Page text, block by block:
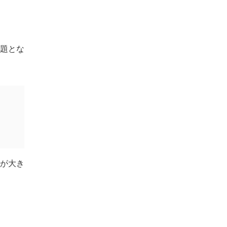
とな
大き